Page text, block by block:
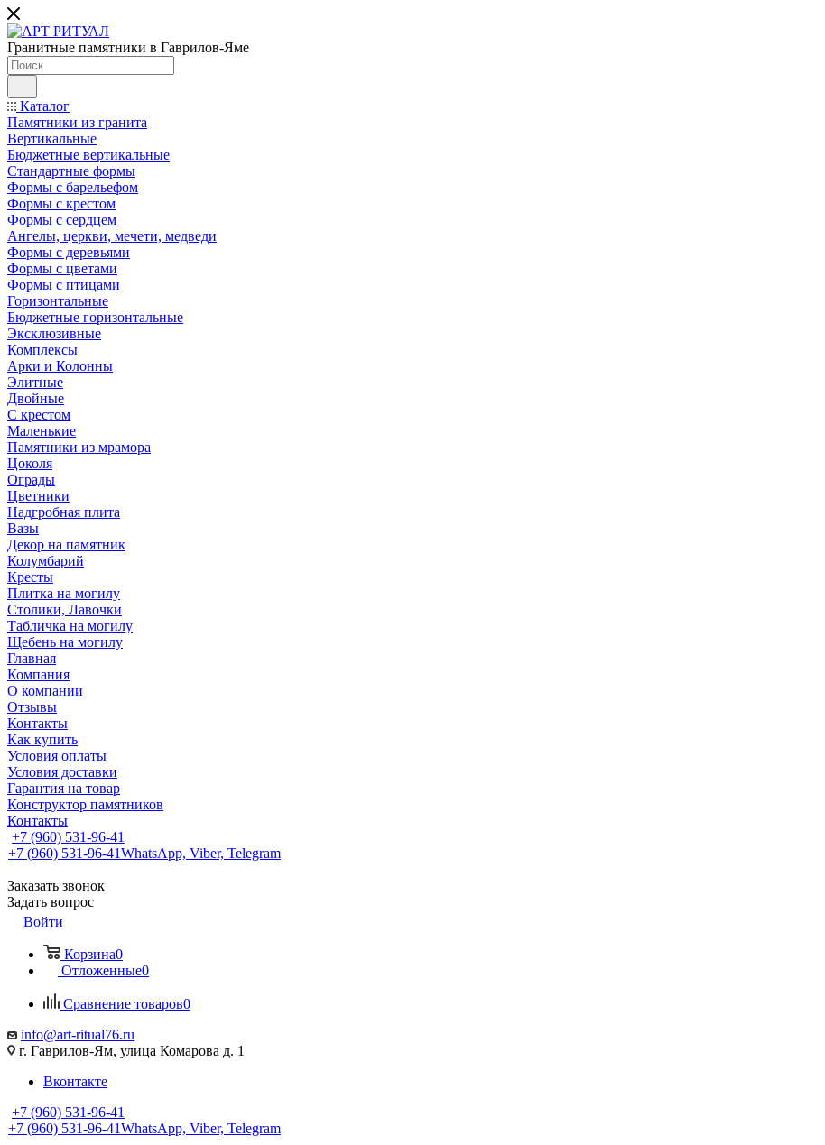
Гранитные памятники в Гаврилов-Яме
Каталог
Памятники из гранита
Вертикальные
Бюджетные вертикальные
Стандартные формы
Формы с барельефом
Формы с крестом
Формы с сердцем
Ангелы, церкви, мечети, медведи
Формы с деревьями
Формы с цветами
Формы с птицами
Горизонтальные
Бюджетные горизонтальные
Эксклюзивные
Комплексы
Арки и Колонны
Элитные
Двойные
С крестом
Маленькие
Памятники из мрамора
Цоколя
Ограды
Цветники
Надгробная плита
Вазы
Декор на памятник
Колумбарий
Кресты
Плитка на могилу
Столики, Лавочки
Табличка на могилу
Щебень на могилу
Главная
Компания
О компании
Отзывы
Контакты
Как купить
Условия оплаты
Условия доставки
Гарантия на товар
Конструктор памятников
Контакты
+7 (960) 531-96-41
+7 (960) 531-96-41WhatsApp, Viber, Telegram
Заказать звонок
Задать вопрос
Войти
Корзина0
Отложенные0
Сравнение товаров0
info@art-ritual76.ru
г. Гаврилов-Ям, улица Комарова д. 1
Вконтакте
+7 (960) 531-96-41
+7 (960) 531-96-41WhatsApp, Viber, Telegram